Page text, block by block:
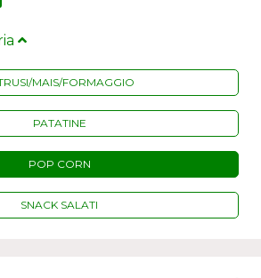
MAIS/FORMAGGIO
PATATINE
POP CORN
SNACK SALATI